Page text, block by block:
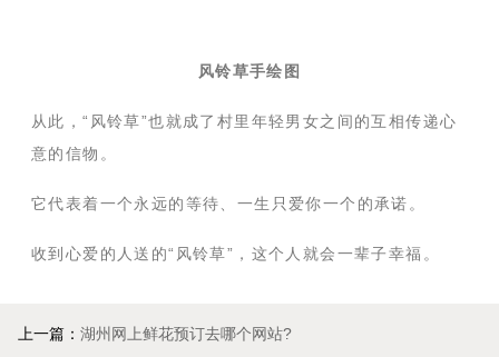
风铃草手绘图
从此，“风铃草”也就成了村里年轻男女之间的互相传递心
意的信物。
它代表着一个永远的等待、一生只爱你一个的承诺。
收到心爱的人送的“风铃草”，这个人就会一辈子幸福。
上一篇： 湖州网上鲜花预订去哪个网站?